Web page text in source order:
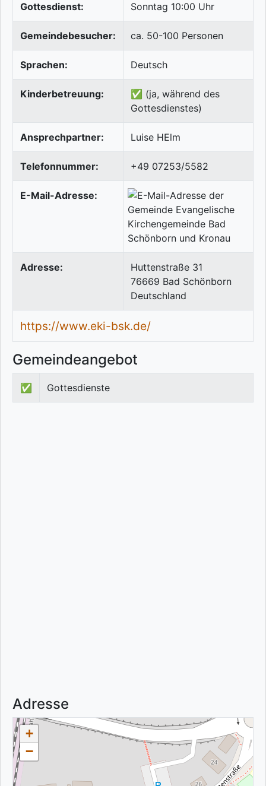
Gottesdienst: Sonntag 10:00 Uhr
Gemeindebesucher: ca. 50-100 Personen
Sprachen: Deutsch
Kinderbetreuung:
✅ (ja, während des
Gottesdienstes)
Ansprechpartner: Luise HElm
Telefonnummer: +49 07253/5582
E-Mail-Adresse:
Adresse:
Huttenstraße 31
76669 Bad Schönborn
Deutschland
https://www.eki-bsk.de/
Gemeindeangebot
✅ Gottesdienste
Adresse
+
−